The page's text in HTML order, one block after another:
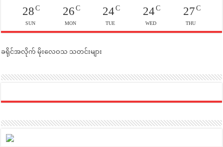
28C
SUN
26C
MON
24C
TUE
24C
WED
27C
THU
ခရိုင်အလိုက် မိုးလေဝသ သတင်းများ